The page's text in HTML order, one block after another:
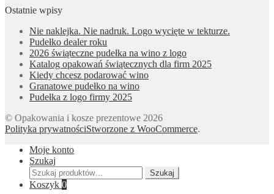
Ostatnie wpisy
Nie naklejka. Nie nadruk. Logo wycięte w tekturze.
Pudełko dealer roku
2026 świąteczne pudełka na wino z logo
Katalog opakowań świątecznych dla firm 2025
Kiedy chcesz podarować wino
Granatowe pudełko na wino
Pudełka z logo firmy 2025
© Opakowania i kosze prezentowe 2026
Polityka prywatnościStworzone z WooCommerce.
Moje konto
Szukaj
Szukaj:
Szukaj
Koszyk 0